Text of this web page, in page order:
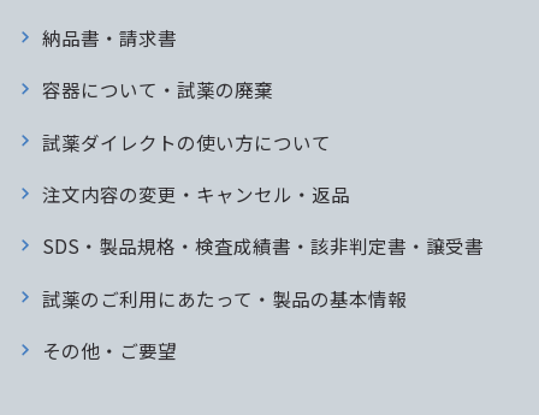
納品書・請求書
容器について・試薬の廃棄
試薬ダイレクトの使い方について
注文内容の変更・キャンセル・返品
SDS・製品規格・検査成績書・該非判定書・譲受書
試薬のご利用にあたって・製品の基本情報
その他・ご要望